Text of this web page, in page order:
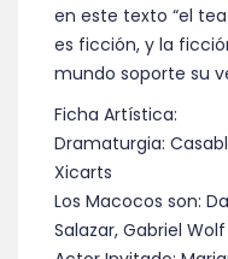
en este texto “el
es ficción, y la
mundo soporte su
Ficha Artística:
Dramaturgia:
Xicarts
Los Macocos son:
Salazar, Gabriel